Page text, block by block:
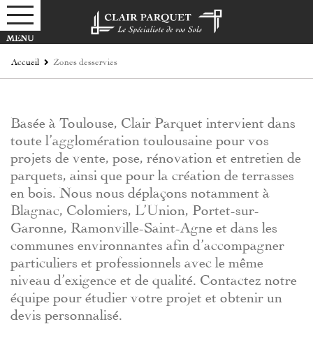
Accueil Zones desservies
Basée à Toulouse, Clair Parquet intervient dans
toute l’agglomération toulousaine pour vos
projets de vente, pose, rénovation et entretien de
parquets, ainsi que pour la création de terrasses
en bois. Nous nous déplaçons notamment à
Blagnac, Colomiers, L’Union, Portet-sur-
Garonne, Ramonville-Saint-Agne et dans les
communes environnantes afin d’accompagner
particuliers et professionnels avec le même
niveau d’exigence et de qualité. Contactez notre
équipe pour étudier votre projet et obtenir un
devis personnalisé.